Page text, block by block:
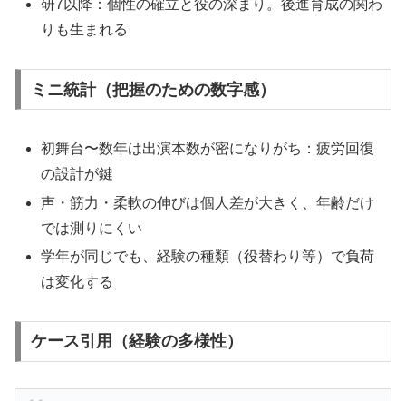
研7以降：個性の確立と役の深まり。後進育成の関わ
りも生まれる
ミニ統計（把握のための数字感）
初舞台〜数年は出演本数が密になりがち：疲労回復
の設計が鍵
声・筋力・柔軟の伸びは個人差が大きく、年齢だけ
では測りにくい
学年が同じでも、経験の種類（役替わり等）で負荷
は変化する
ケース引用（経験の多様性）